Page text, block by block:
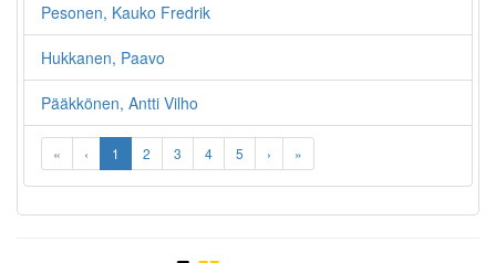
Pesonen, Kauko Fredrik
Hukkanen, Paavo
Pääkkönen, Antti Vilho
« ‹ 1 2 3 4 5 › »